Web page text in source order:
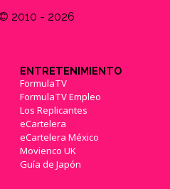
2010 - 2026
ENTRETENIMIENTO
FormulaTV
FormulaTV Empleo
Los Replicantes
eCartelera
eCartelera México
Movienco UK
Guía de Japón